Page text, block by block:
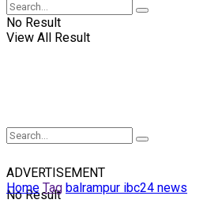
No Result
View All Result
No Result
ADVERTISEMENT
Home Tag balrampur ibc24 news